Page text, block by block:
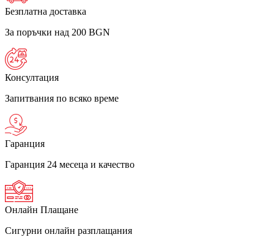
Безплатна доставка
За поръчки над 200 BGN
Консултация
Запитвания по всяко време
Гаранция
Гаранция 24 месеца и качество
Онлайн Плащане
Сигурни онлайн разплащания